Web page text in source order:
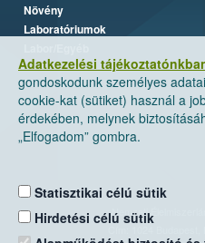
Adatkezelési
gondoskodunk személyes
cookie-kat (sütiket) használ a
érdekében, melynek
„Elfogadom” gombra.
Statisztikai célú sütik
Hirdetési célú sütik
Növény
Laboratóriumok
Nemzeti